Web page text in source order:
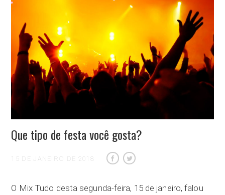
Que tipo de festa você gosta?
15 DE JANEIRO DE 2018
O Mix Tudo desta segunda-feira, 15 de janeiro, falou